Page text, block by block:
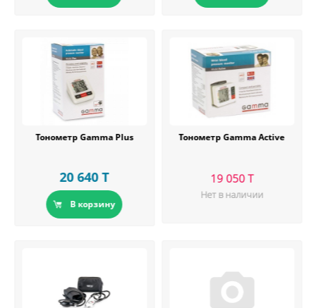
Тонометр Gamma Plus
20 640 T
В корзину
Тонометр Gamma Active
19 050 T
Нет в наличии